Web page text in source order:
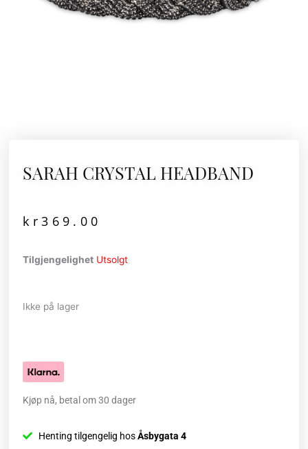
SARAH CRYSTAL HEADBAND
kr369.00
Tilgjengelighet Utsolgt
Ikke på lager
Kjøp nå, betal om 30 dager
Henting tilgengelig hosÅsbygata 4